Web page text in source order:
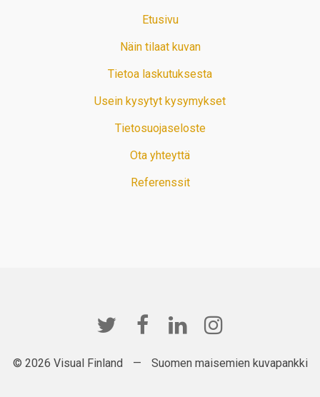
Etusivu
Näin tilaat kuvan
Tietoa laskutuksesta
Usein kysytyt kysymykset
Tietosuojaseloste
Ota yhteyttä
Referenssit
© 2026 Visual Finland — Suomen maisemien kuvapankki